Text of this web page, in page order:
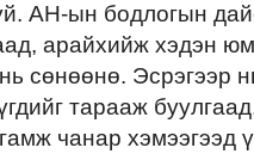
АН-ын бодлогын
арайхийж хэдэн юм
сөнөөнө. Эсрэгээр
тарааж
чанар хэмээгээд